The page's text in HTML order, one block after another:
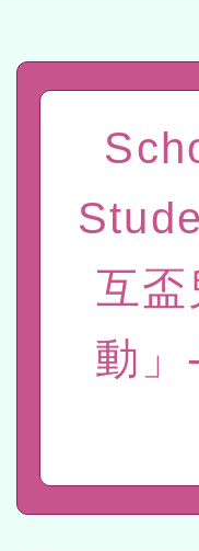
「數
赴陸應
轉知經
研究
位及
115年
市孔
2026
本校
本館辦
互
動